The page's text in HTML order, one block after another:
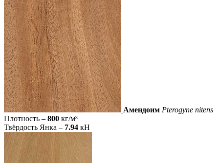
Амендоим Pterogyne nitens
Плотность – 800 кг/м³
Твёрдость Янка – 7.94 кН